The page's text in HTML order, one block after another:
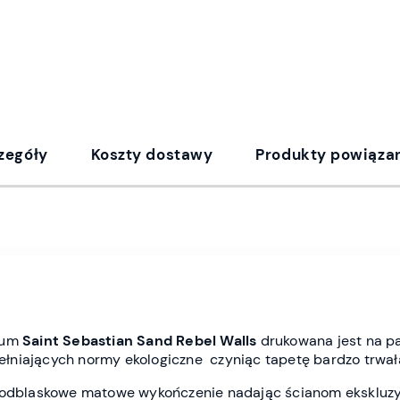
Koszty dostawy Produkty
Saint Sebastian Sand Rebel Walls drukowana jest na
normy ekologiczne czyniąc tapetę bardzo
matowe wykończenie nadając ścianom